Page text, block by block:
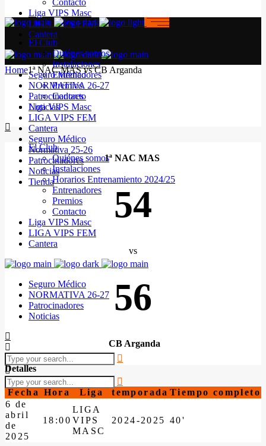
Contacto
Liga VIPS Masc
LIGA VIPS FEM
Cantera
Seguro Médico
NORMATIVA 26-27
Patrocinadores
Noticias
El Club
Quiénes somos
Instalaciones
Horarios Entrenamiento 2024/25
Entrenadores
Premios
Contacto
Liga VIPS Masc
LIGA VIPS FEM
Cantera
Seguro Médico
NORMATIVA 26-27
Patrocinadores
Noticias
El Club
Quiénes somos
Instalaciones
Entrenadores
Premios
Contacto
Liga VIPS Masc
LIGA VIPS FEM
Cantera
Seguro Médico
Normativa 25-26
Patrocinadores
Noticias
Tienda
Home1ª NAC MAS vs CB Arganda
1ª NAC MAS
54
vs
56
CB Arganda
Detalles
Fecha Hora Liga temporada Tiempo completo
6 de
abril
de
2025
18:00
LIGA
VIPS
MASC
2024-2025 40'